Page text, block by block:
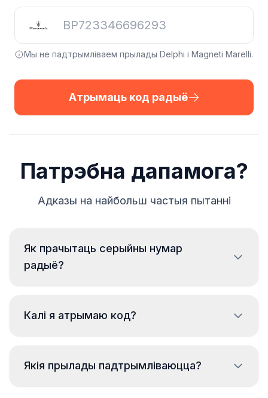
Мы не падтрымліваем прылады Delphi і Magneti Marelli.
Атрымаць код радыё
Патрэбна дапамога?
Адказы на найбольш частыя пытанні
Як прачытаць серыйны нумар
радыё?
трэба выняць і перапісаць нумар з этыкеткі на
корпусе. Звычайна ён знаходзіцца над або пад
Калі я атрымаю код?
пасля замовы, незалежна ад часу дня.
Якія прылады падтрымліваюцца?